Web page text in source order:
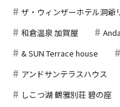
ザ・ウィンザーホテル洞爺
和倉温泉 加賀屋
& SUN Terrace house
アンドサンテラスハウス
しこつ湖 鶴雅別荘 碧の座